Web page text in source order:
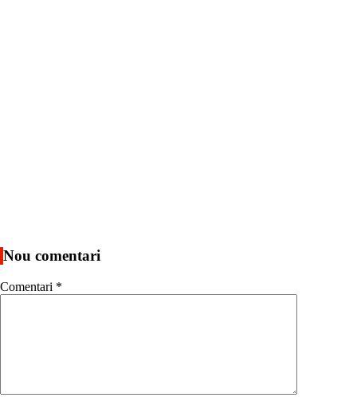
Nou comentari
Comentari *